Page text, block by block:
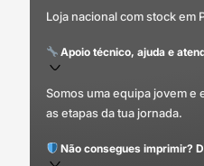
Loja nacional com stock em
Apoio técnico, ajuda e
Somos uma equipa jovem e
as etapas da tua jornada.
Não consegues imprimir?